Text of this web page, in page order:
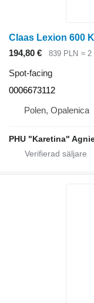
194,80 € 839 PLN ≈ 2
Spot-facing
0006673112
Polen, Opalenica
PHU "Karetina"